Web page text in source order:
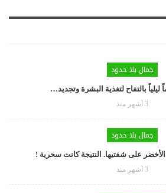
جمال بلا حدود
بالتفاح لتغذية البشرة وتجديد…
3 أشهر منذ
جمال بلا حدود
على شفتيها. النتيجة كانت سحرية !
3 أشهر منذ